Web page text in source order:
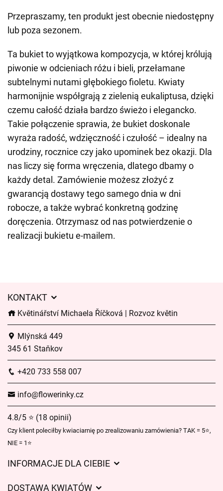
Przepraszamy, ten produkt jest obecnie niedostępny
lub poza sezonem.
Ta bukiet to wyjątkowa kompozycja, w której królują
piwonie w odcieniach różu i bieli, przełamane
subtelnymi nutami głębokiego fioletu. Kwiaty
harmonijnie współgrają z zielenią eukaliptusa, dzięki
czemu całość działa bardzo świeżo i elegancko.
Takie połączenie sprawia, że bukiet doskonale
wyraża radość, wdzięczność i czułość – idealny na
urodziny, rocznice czy jako upominek bez okazji. Dla
nas liczy się forma wręczenia, dlatego dbamy o
każdy detal. Zamówienie możesz złożyć z
gwarancją dostawy tego samego dnia w dni
robocze, a także wybrać konkretną godzinę
doręczenia. Otrzymasz od nas potwierdzenie o
realizacji bukietu e-mailem.
KONTAKT
Květinářství Michaela Říčková | Rozvoz květin
Mlýnská 449
345 61 Staňkov
+420 733 558 007
info@flowerinky.cz
4.8/5 ⭐ (18 opinii)
Czy klient poleciłby kwiaciarnię po zrealizowaniu zamówienia? TAK = 5⭐,
NIE = 1⭐
INFORMACJE DLA CIEBIE
DOSTAWA KWIATÓW